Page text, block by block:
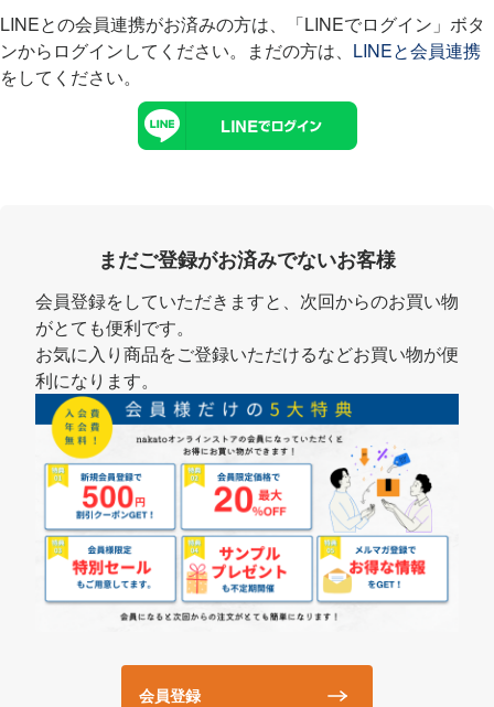
LINEとの会員連携がお済みの方は、「LINEでログイン」ボタ
ンからログインしてください。まだの方は、 LINEと会員連携
をしてください。
まだご登録がお済みでないお客様
会員登録をしていただきますと、次回からのお買い物
がとても便利です。
お気に入り商品をご登録いただけるなどお買い物が便
利になります。
会員登録